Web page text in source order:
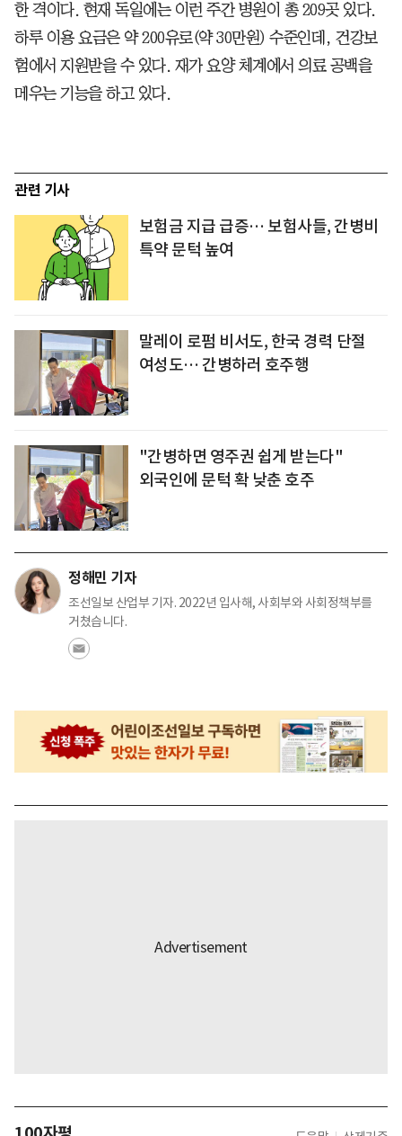
한 격이다. 현재 독일에는 이런 주간 병원이 총 209곳 있다.
하루 이용 요금은 약 200유로(약 30만원) 수준인데, 건강보
험에서 지원받을 수 있다. 재가 요양 체계에서 의료 공백을
메우는 기능을 하고 있다.
관련 기사
보험금 지급 급증… 보험사들, 간병비
특약 문턱 높여
말레이 로펌 비서도, 한국 경력 단절
여성도… 간병하러 호주행
"간병하면 영주권 쉽게 받는다"
외국인에 문턱 확 낮춘 호주
정해민 기자
조선일보 산업부 기자. 2022년 입사해, 사회부와 사회정책부를
거쳤습니다.